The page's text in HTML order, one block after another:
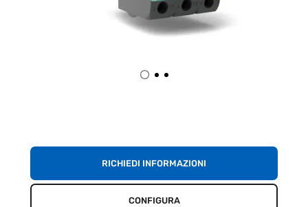
RICHIEDI INFORMAZIONI
CONFIGURA